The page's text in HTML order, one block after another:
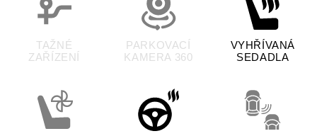
TAŽNÉ
ZAŘÍZENÍ
PARKOVACÍ
KAMERA 360
VYHŘÍVANÁ
SEDADLA